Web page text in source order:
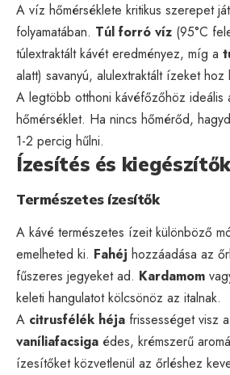
A víz hőmérséklete kritikus szerepet
folyamatában. Túl forró víz (95°C
túlextraktált kávét eredményez, míg a
alatt) savanyú, alulextraktált ízeket hoz
A legtöbb otthoni kávéfőzőhöz ideális
hőmérséklet. Ha nincs hőmérőd,
1-2 percig hűlni.
Ízesítés és kiegészítők
Természetes ízesítők
A kávé természetes ízeit különböző
emelheted ki. Fahéj hozzáadása az
fűszeres jegyeket ad. Kardamom
keleti hangulatot kölcsönöz az italnak.
A citrusfélék héja frissességet visz
vaníliafacsiga édes, krémszerű
ízesítőket közvetlenül az őrléshez